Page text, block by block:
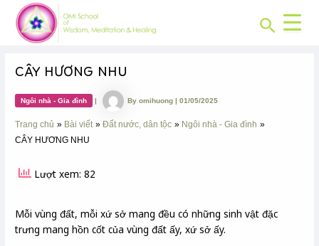
content
Search
CÂY HƯƠNG NHU
Ngôi nhà - Gia đình | Byomihuong|01/05/2025
Trang chủ Bài viết Đất nước, dân tộc
Ngôi nhà - Gia đình
CÂY HƯƠNG NHU
Lượt xem: 82
Mỗi vùng đất, mỗi xứ sở mang đều có những sinh vật đặc
trưng mang hồn cốt của vùng đất ấy, xứ sở ấy.
Post
navigation
CHUYÊN
MỤC: